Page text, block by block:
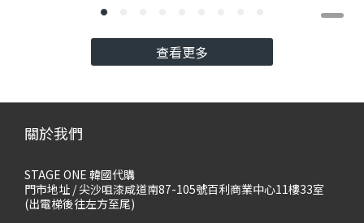
查看更多
關於我們
STAGE ONE 韓國代購
門市地址 / 尖沙咀漆咸道南87-105號百利商業中心11樓33室
(出電梯後往左方至尾)